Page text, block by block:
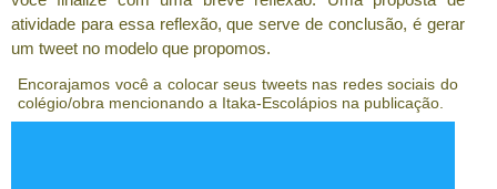
atividade para essa reflexão, que serve de conclusão, é gerar
um tweet no modelo que propomos.
Encorajamos você a colocar seus tweets nas redes sociais do
colégio/obra mencionando a Itaka-Escolápios na publicação.